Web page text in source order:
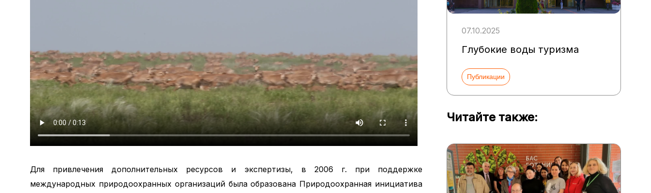
Для привлечения дополнительных ресурсов и экспертизы, в 2006 г. при поддержке
международных природоохранных организаций была образована Природоохранная инициатива
07.10.2025
Глубокие воды туризма
Публикации
Читайте также: